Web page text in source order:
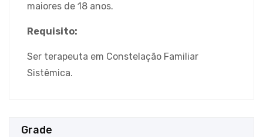
maiores de 18 anos.
Requisito:
Ser terapeuta em Constelação Familiar
Sistêmica.
Grade